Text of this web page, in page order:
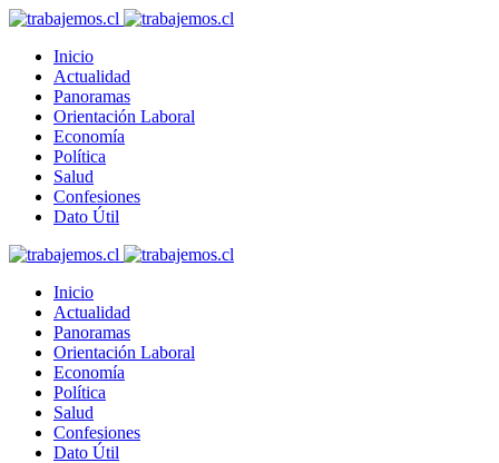
Inicio
Actualidad
Panoramas
Orientación Laboral
Economía
Política
Salud
Confesiones
Dato Útil
Inicio
Actualidad
Panoramas
Orientación Laboral
Economía
Política
Salud
Confesiones
Dato Útil